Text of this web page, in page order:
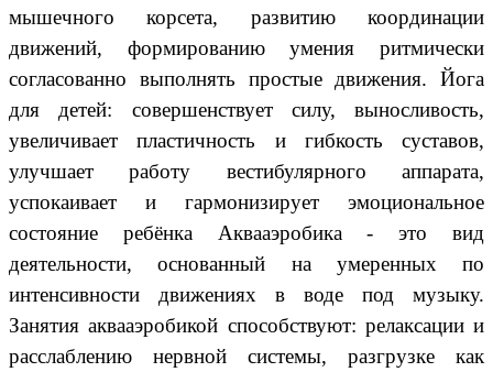
мышечного корсета, развитию координации
движений, формированию умения ритмически
согласованно выполнять простые движения. Йога
для детей: совершенствует силу, выносливость,
увеличивает пластичность и гибкость суставов,
улучшает работу вестибулярного аппарата,
успокаивает и гармонизирует эмоциональное
состояние ребёнка Аквааэробика - это вид
деятельности, основанный на умеренных по
интенсивности движениях в воде под музыку.
Занятия аквааэробикой способствуют: релаксации и
расслаблению нервной системы, разгрузке как